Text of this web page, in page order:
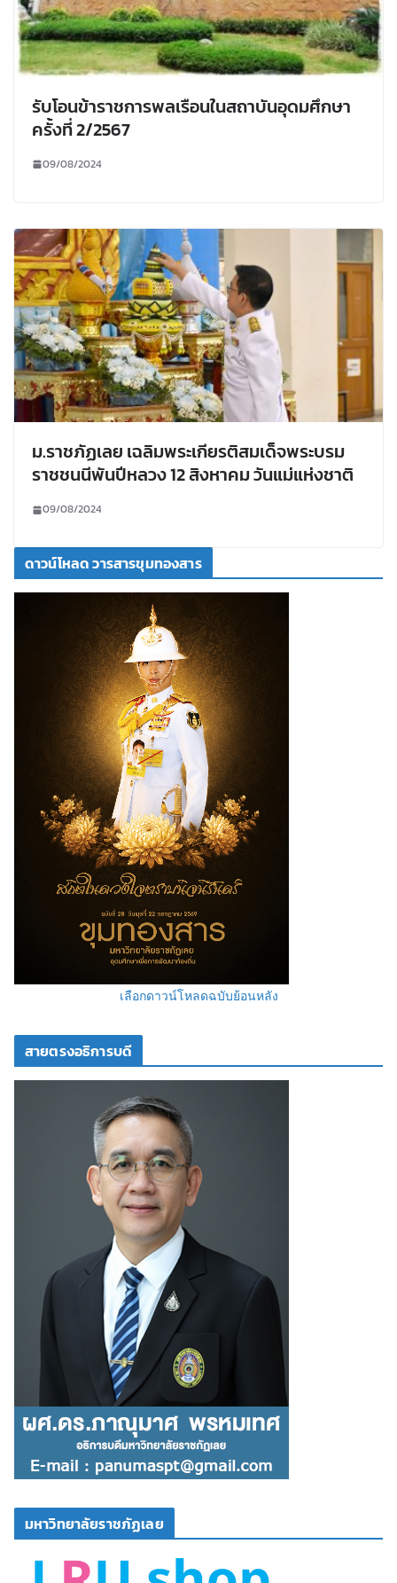
รับโอนข้าราชการพลเรือนในสถาบันอุดมศึกษา
ครั้งที่ 2/2567
09/08/2024
ม.ราชภัฏเลย เฉลิมพระเกียรติสมเด็จพระบรม
ราชชนนีพันปีหลวง 12 สิงหาคม วันแม่แห่งชาติ
09/08/2024
ดาวน์โหลด วารสารขุมทองสาร
เลือกดาวน์โหลดฉบับย้อนหลัง
สายตรงอธิการบดี
มหาวิทยาลัยราชภัฏเลย